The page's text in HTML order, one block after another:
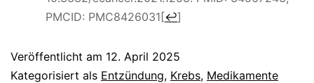
PMCID: PMC8426031[↩]
Veröffentlicht am 12. April 2025
Kategorisiert als Entzündung, Krebs, Medikamente